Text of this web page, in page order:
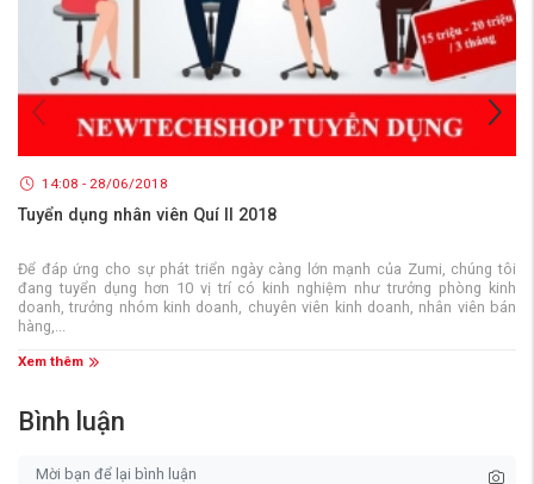
14:08 - 28/06/2018
Tuyển dụng nhân viên Quí II 2018
Để đáp ứng cho sự phát triển ngày càng lớn mạnh của Zumi, chúng tôi
đang tuyển dụng hơn 10 vị trí có kinh nghiệm như trưởng phòng kinh
doanh, trưởng nhóm kinh doanh, chuyên viên kinh doanh, nhân viên bán
hàng,...
Xem thêm
Bình luận